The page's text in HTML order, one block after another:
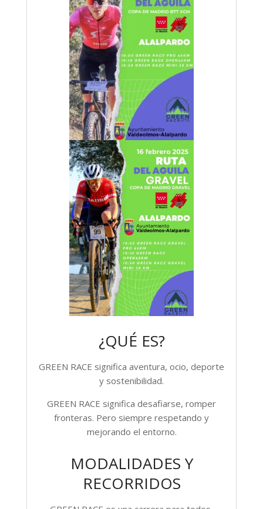
¿QUÉ ES?
GREEN RACE significa aventura, ocio, deporte
y sostenibilidad.
GREEN RACE significa desafiarse, romper
fronteras. Pero siempre respetando y
mejorando el entorno.
MODALIDADES Y
RECORRIDOS